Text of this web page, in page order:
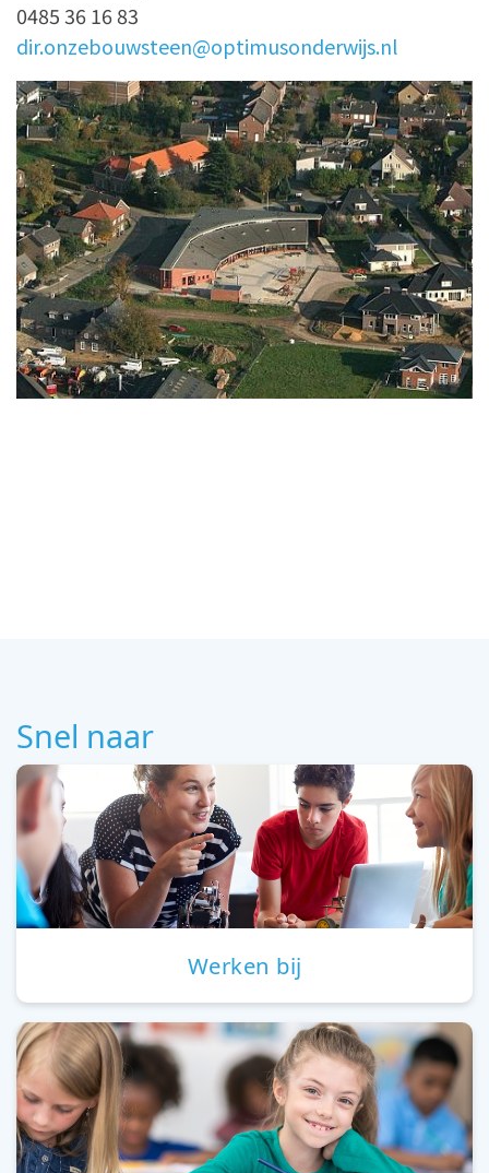
0485 36 16 83
dir.onzebouwsteen@optimusonderwijs.nl
Snel naar
Werken bij